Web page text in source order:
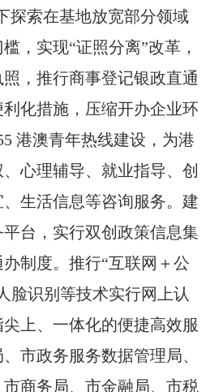
探索在基地放宽部分领域
，实现“证照分离”改革，
，推行商事登记银政直通
化措施，压缩开办企业环
港澳青年热线建设，为港
心理辅导、就业指导、创
生活信息等咨询服务。建
台，实行双创政策信息集
制度。推行“互联网＋公
脸识别等技术实行网上认
上、一体化的便捷高效服
市政务服务数据管理局、
商务局、市金融局、市税